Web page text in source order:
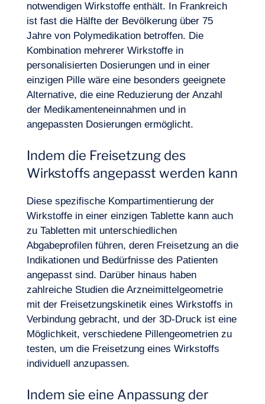
Kontakt
DE
notwendigen Wirkstoffe enthält. In Frankreich
ist fast die Hälfte der Bevölkerung über 75
Jahre von Polymedikation betroffen. Die
Kombination mehrerer Wirkstoffe in
personalisierten Dosierungen und in einer
einzigen Pille wäre eine besonders geeignete
Alternative, die eine Reduzierung der Anzahl
der Medikamenteneinnahmen und in
angepassten Dosierungen ermöglicht.
Indem die Freisetzung des
Wirkstoffs angepasst werden kann
Diese spezifische Kompartimentierung der
Wirkstoffe in einer einzigen Tablette kann auch
zu Tabletten mit unterschiedlichen
Abgabeprofilen führen, deren Freisetzung an die
Indikationen und Bedürfnisse des Patienten
angepasst sind. Darüber hinaus haben
zahlreiche Studien die Arzneimittelgeometrie
mit der Freisetzungskinetik eines Wirkstoffs in
Verbindung gebracht, und der 3D-Druck ist eine
Möglichkeit, verschiedene Pillengeometrien zu
testen, um die Freisetzung eines Wirkstoffs
individuell anzupassen.
Indem sie eine Anpassung der